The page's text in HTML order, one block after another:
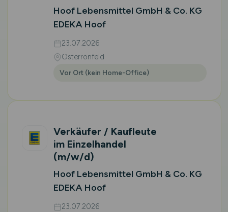
Hoof Lebensmittel GmbH & Co. KG
EDEKA Hoof
23.07.2026
Osterrönfeld
Vor Ort (kein Home-Office)
Verkäufer / Kaufleute
im Einzelhandel
(m/w/d)
Hoof Lebensmittel GmbH & Co. KG
EDEKA Hoof
23.07.2026